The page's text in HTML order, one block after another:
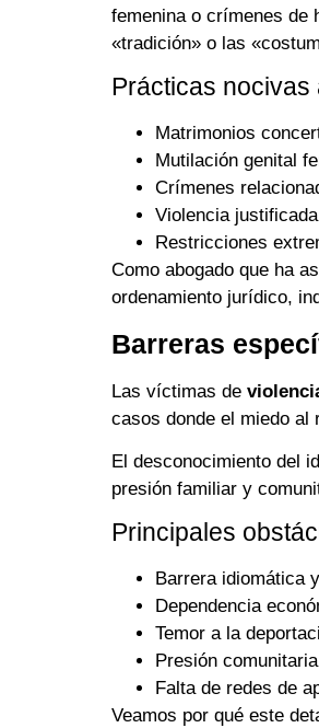
femenina o crímenes de
«tradición» o las
Prácticas nocivas
Matrimonios
Mutilación genital
Crímenes
Violencia
Restricciones
Como abogado que ha
ordenamiento jurídico,
Barreras
Las víctimas de
casos donde el miedo al
El desconocimiento del
presión familiar y
Principales
Barrera idiomática
Dependencia
Temor a la
Presión
Falta de redes de
Veamos por qué este